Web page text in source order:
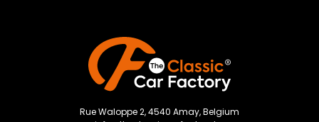
Rue Waloppe 2, 4540 Amay, Belgium